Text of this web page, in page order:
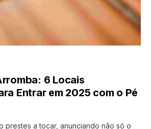
6 Locais
Entrar em 2025 com o Pé
prestes a tocar, anunciando não só o